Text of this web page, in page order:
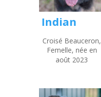
Indian
Croisé Beauceron,
Femelle, née en
août 2023